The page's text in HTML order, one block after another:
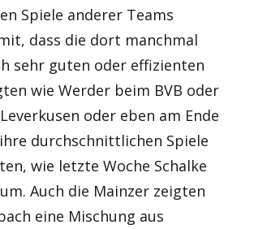
Spiele anderer Teams
dass die dort manchmal
sehr guten oder effizienten
wie Werder beim BVB oder
oder eben am Ende
durchschnittlichen Spiele
wie letzte Woche Schalke
Auch die Mainzer zeigten
eine Mischung aus